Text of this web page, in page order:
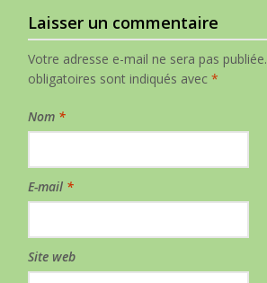
Laisser un commentaire
Votre adresse e-mail ne sera pas publiée.
obligatoires sont indiqués avec*
Nom *
E-mail *
Site web